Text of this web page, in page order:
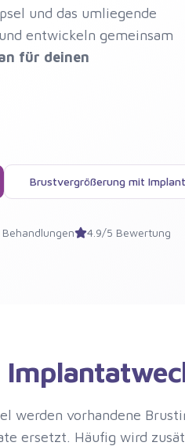
und das umliegende
entwickeln gemeinsam
für deinen
Brustvergrößerung mit
4.9/5 Bewertung
werden vorhandene
ersetzt. Häufig wird